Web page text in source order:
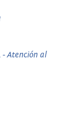
- Atención al